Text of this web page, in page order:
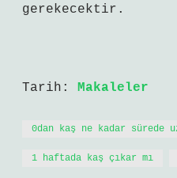
gerekecektir.
Tarih: Makaleler
0dan kaş ne kadar sürede
1 haftada kaş çıkar mı